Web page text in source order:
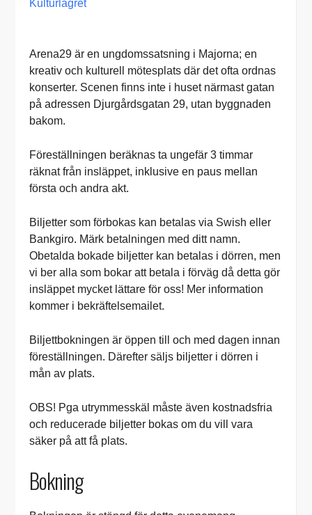
Kulturlagret
Arena29 är en ungdomssatsning i Majorna; en
kreativ och kulturell mötesplats där det ofta ordnas
konserter. Scenen finns inte i huset närmast gatan
på adressen Djurgårdsgatan 29, utan byggnaden
bakom.
Föreställningen beräknas ta ungefär 3 timmar
räknat från insläppet, inklusive en paus mellan
första och andra akt.
Biljetter som förbokas kan betalas via Swish eller
Bankgiro. Märk betalningen med ditt namn.
Obetalda bokade biljetter kan betalas i dörren, men
vi ber alla som bokar att betala i förväg då detta gör
insläppet mycket lättare för oss! Mer information
kommer i bekräftelsemailet.
Biljettbokningen är öppen till och med dagen innan
föreställningen. Därefter säljs biljetter i dörren i
mån av plats.
OBS! Pga utrymmesskäl måste även kostnadsfria
och reducerade biljetter bokas om du vill vara
säker på att få plats.
Bokning